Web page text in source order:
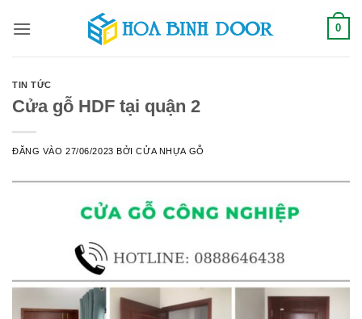
qua
0
TIN TỨC
Cửa gỗ HDF tại quận 2
ĐĂNG VÀO27/06/2023 BỞICỬA NHỰA GỖ